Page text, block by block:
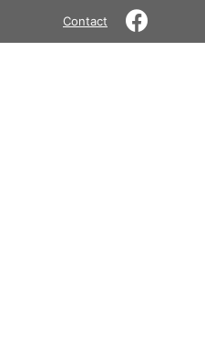
Contact